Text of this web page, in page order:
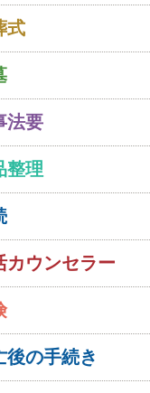
式
法要
整理
カウンセラー
後の手続き